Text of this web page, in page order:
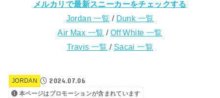
メルカリで最新スニーカーをチェックする
Jordan 一覧 / Dunk 一覧
Air Max 一覧 / Off White 一覧
Travis 一覧 / Sacai 一覧
JORDAN 2024.07.06
本ページはプロモーションが含まれています